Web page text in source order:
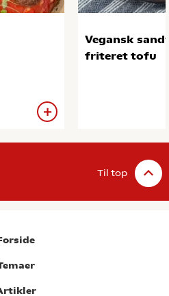
Vegansk
friteret tofu
Til top